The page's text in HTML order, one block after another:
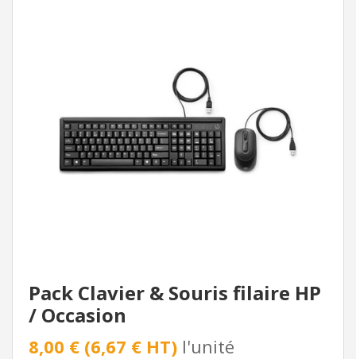
Pack Clavier & Souris filaire HP
/ Occasion
8,00 € (6,67 € HT) l'unité